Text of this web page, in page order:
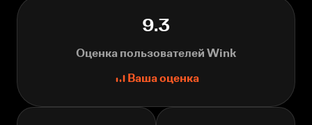
9.3
Оценка пользователей Wink
Ваша оценка